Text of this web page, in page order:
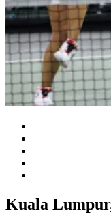
Kuala